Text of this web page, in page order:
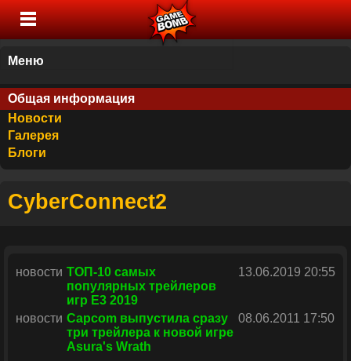
Меню
Общая информация
Новости
Галерея
Блоги
CyberConnect2
новости ТОП-10 самых
популярных трейлеров
игр E3 2019
13.06.2019 20:55
новости Capcom выпустила сразу
три трейлера к новой игре
Asura's Wrath
08.06.2011 17:50